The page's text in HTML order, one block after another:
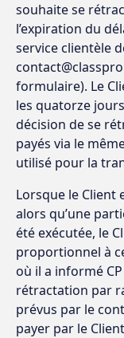
souhaite se
l’expiration du
service clientèle
formulaire). Le
les quatorze
décision de se
payés via le
utilisé pour la
Lorsque le Client
alors qu’une
été exécutée, le
proportionnel à
où il a informé
rétractation par
prévus par le
payer par le